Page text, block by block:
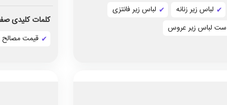
کلمات کلیدی
قیمت مصالح
لباس زیر زنانه
لباس زير فانتزی
ست لباس زير عروس